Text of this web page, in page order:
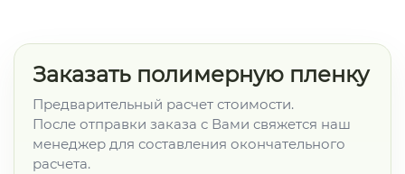
Заказать полимерную пленку
Предварительный расчет стоимости.
После отправки заказа с Вами свяжется наш
менеджер для составления окончательного
расчета.